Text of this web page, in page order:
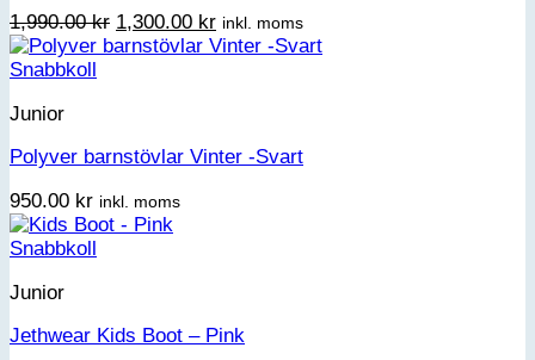
1,990.00kr Det
ursprungliga
1,300.00 krDet
nuvarande
inkl. moms
Snabbkoll
Junior
Polyver barnstövlar Vinter -Svart
950.00 kr inkl. moms
Snabbkoll
Junior
Jethwear Kids Boot – Pink